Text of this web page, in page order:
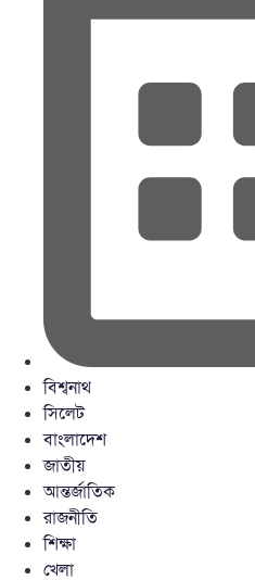
বিশ্বনাথ
সিলেট
বাংলাদেশ
জাতীয়
আন্তর্জাতিক
রাজনীতি
শিক্ষা
খেলা